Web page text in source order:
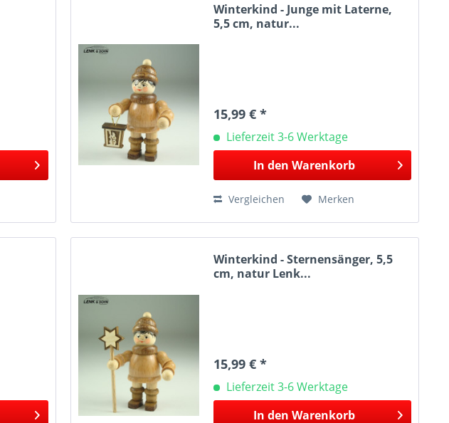
Winterkind - Junge mit Laterne,
5,5 cm, natur...
15,99 € *
Lieferzeit 3-6 Werktage
In den Warenkorb
Vergleichen Merken
Winterkind - Sternensänger, 5,5
cm, natur Lenk...
15,99 € *
Lieferzeit 3-6 Werktage
In den Warenkorb